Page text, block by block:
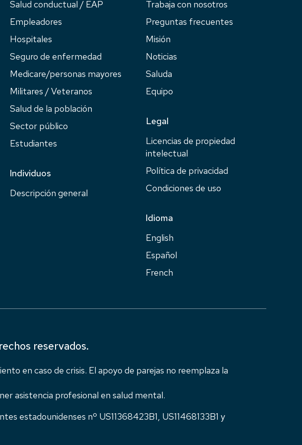
Salud conductual / EAP
Empleadores
Hospitales
Seguro de enfermedad
Medicare/personas mayores
Militares / Veteranos
Salud de la población
Sector público
Estudiantes
Individuos
Descripción general
Trabaja con nosotros
Preguntas frecuentes
Misión
Noticias
Saluda
Equipo
Legal
Licencias de propiedad
intelectual
Política de privacidad
Condiciones de uso
Idioma
English
Español
French
reservados.
en caso de crisis. El apoyo de parejas no reemplaza la
asistencia profesional en salud mental.
estadounidenses nº US11368423B1, US11468133B1 y